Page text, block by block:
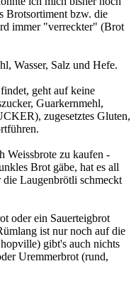
Brotsortiment bzw. die
immer "verreckter" (Brot
Wasser, Salz und Hefe.
geht auf keine
Guarkernmehl,
zugesetztes Gluten,
Weissbrote zu kaufen -
Brot gäbe, hat es all
Laugenbrötli schmeckt
oder ein Sauerteigbrot
ist nur noch auf die
gibt's auch nichts
Uremmerbrot (rund,